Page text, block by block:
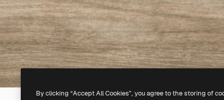
By clicking “Accept All Cookies”, you agree to the storing of